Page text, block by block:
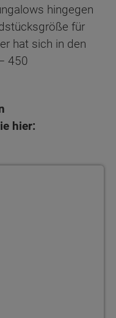
hingegen
für
hat sich in den
450
hier: